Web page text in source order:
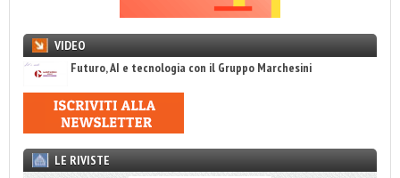
VIDEO
Futuro, AI e tecnologia con il Gruppo Marchesini
LE RIVISTE